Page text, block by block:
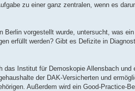
zu einer ganz zentralen, wenn es
vorgestellt wurde, untersucht, was
erfüllt werden? Gibt es Defizite in
Institut für Demoskopie Allensbach und
der DAK-Versicherten und
Außerdem wird ein Good-Practice-